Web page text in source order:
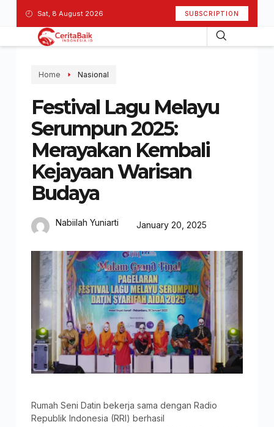
Sat, 8 August 2026 SUBSCRIPTION
Home Nasional
Festival Lagu Melayu
Serumpun 2025:
Merayakan Kembali
Kejayaan Warisan
Budaya
Nabiilah Yuniarti January 20, 2025
Rumah Seni Datin bekerja sama dengan Radio
Republik Indonesia (RRI) berhasil